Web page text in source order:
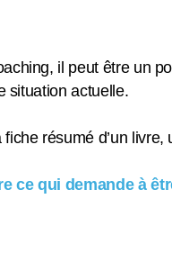
il peut être un
situation actuelle.
résumé d’un livre,
ce qui demande à